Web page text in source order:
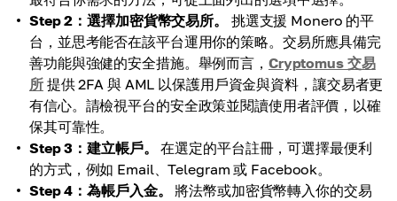
Step 2：選擇加密貨幣交易所。
挑選支援 Monero 的平
台，並思考能否在該平台運用你的策略。交易所應具備完
善功能與強健的安全措施。舉例而言， Cryptomus 交易
所提供 2FA 與 AML 以保護用戶資金與資料，讓交易者更
有信心。請檢視平台的安全政策並閱讀使用者評價，以確
保其可靠性。
Step 3：建立帳戶。
在選定的平台註冊，可選擇最便利
的方式，例如 Email、Telegram 或 Facebook。
Step 4：為帳戶入金。
將法幣或加密貨幣轉入你的交易